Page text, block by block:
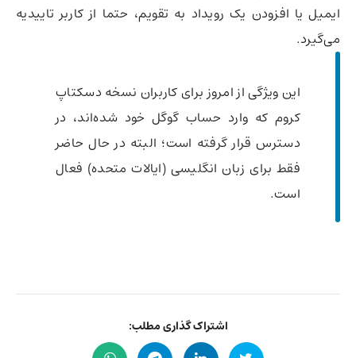
ایمیل یا افزودن یک رویداد به تقویم، حتما از کاربر تاییدیه
می‌گیرد.
این ویژگی از امروز برای کاربران نسخه دسکتاپ
کروم که وارد حساب گوگل خود شده‌اند، در
دسترس قرار گرفته است؛ البته در حال حاضر
فقط برای زبان انگلیسی (ایالات متحده) فعال
است.
اشتراک گذاری مطلب: